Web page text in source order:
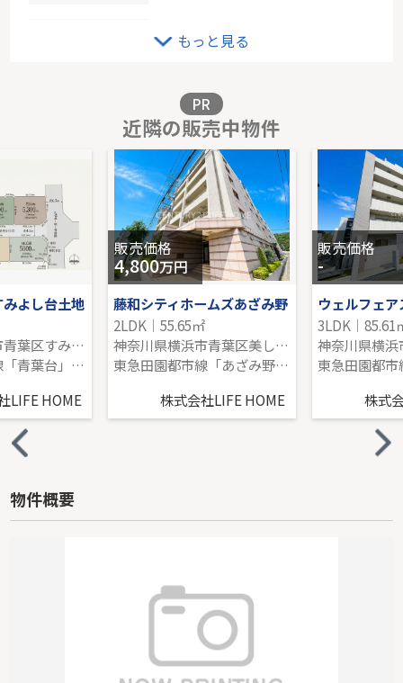
販売価格を見る
戸建 川崎市麻生区岡上５丁目
-｜4LDK｜92.47㎡｜南西
販売価格を見る
もっと見る
PR
近隣の販売中物件
よし台土地
神奈川県横浜市青葉区すみよし台
東急田園都市線「青葉台」駅 バス11分 「すみよし台」 停歩5分
LIFE HOME
販売価格
4,800万円
藤和シティホームズあざみ野
2LDK｜55.65㎡
神奈川県横浜市青葉区美しが丘５丁目
東急田園都市線「あざみ野」駅 徒歩6分
株式会社LIFE HOME
販売価格
-
3LDK｜85.61
株式
物件概要